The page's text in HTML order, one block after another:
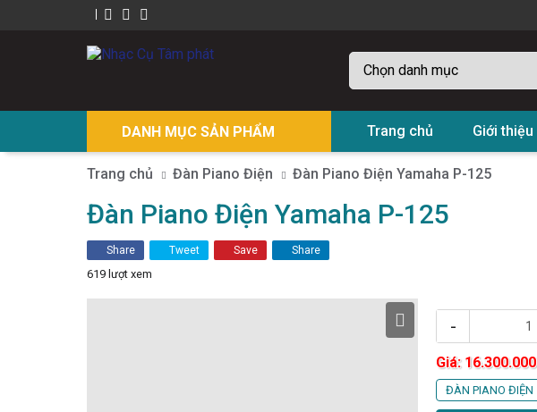
DANH MỤC SẢN PHẨM Trang chủ Giới thiệu
Trang chủ Đàn Piano Điện Đàn Piano Điện Yamaha P-125
Đàn Piano Điện Yamaha P-125
Share Tweet Save Share
619 lượt xem
-
Giá: 16.300.000
ĐÀN PIANO ĐIỆN